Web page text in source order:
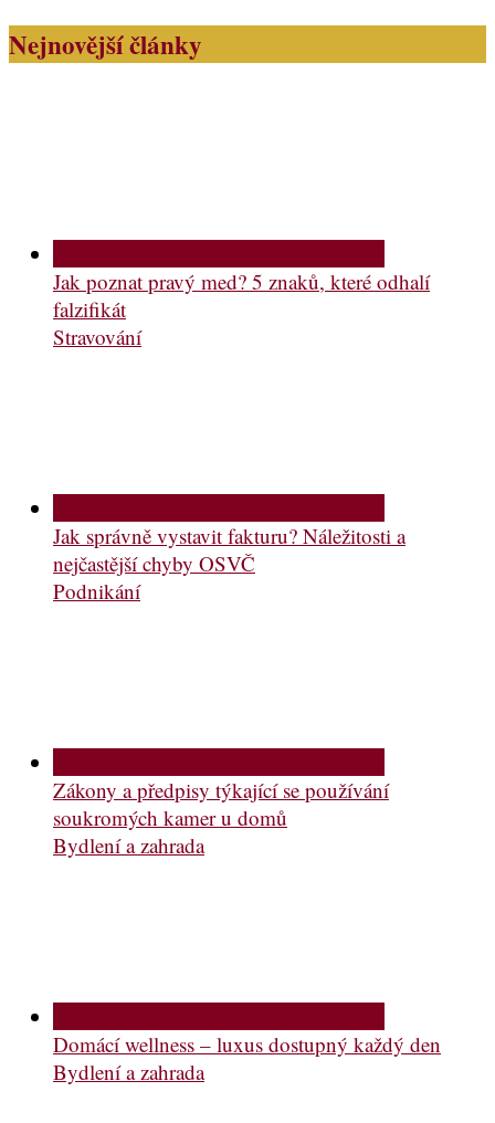
Nejnovější články
Jak poznat pravý med? 5 znaků, které odhalí
falzifikát
Stravování
Jak správně vystavit fakturu? Náležitosti a
nejčastější chyby OSVČ
Podnikání
Zákony a předpisy týkající se používání
soukromých kamer u domů
Bydlení a zahrada
Domácí wellness – luxus dostupný každý den
Bydlení a zahrada